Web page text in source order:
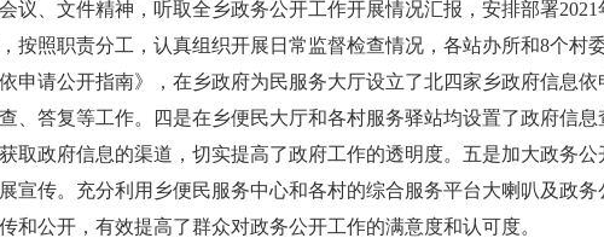
议、文件精神，听取全乡政务公开工作开展情况汇报，安排部署
按照职责分工，认真组织开展日常监督检查情况，各站办所和8个村
申请公开指南》，在乡政府为民服务大厅设立了北四家乡政府信息
、答复等工作。四是在乡便民大厅和各村服务驿站均设置了政府信
取政府信息的渠道，切实提高了政府工作的透明度。五是加大政务公
宣传。充分利用乡便民服务中心和各村的综合服务平台大喇叭及政
和公开，有效提高了群众对政务公开工作的满意度和认可度。